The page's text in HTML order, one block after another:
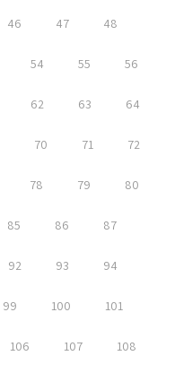
46 47 48
54 55 56
62 63 64
70 71 72
78 79 80
85 86 87
92 93 94
99 100 101
106 107 108